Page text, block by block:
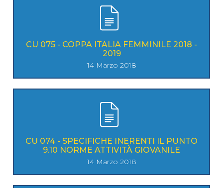
CU 075 - COPPA ITALIA FEMMINILE 2018 -
2019
14 Marzo 2018
CU 074 - SPECIFICHE INERENTI IL PUNTO
9.10 NORME ATTIVITÀ GIOVANILE
14 Marzo 2018